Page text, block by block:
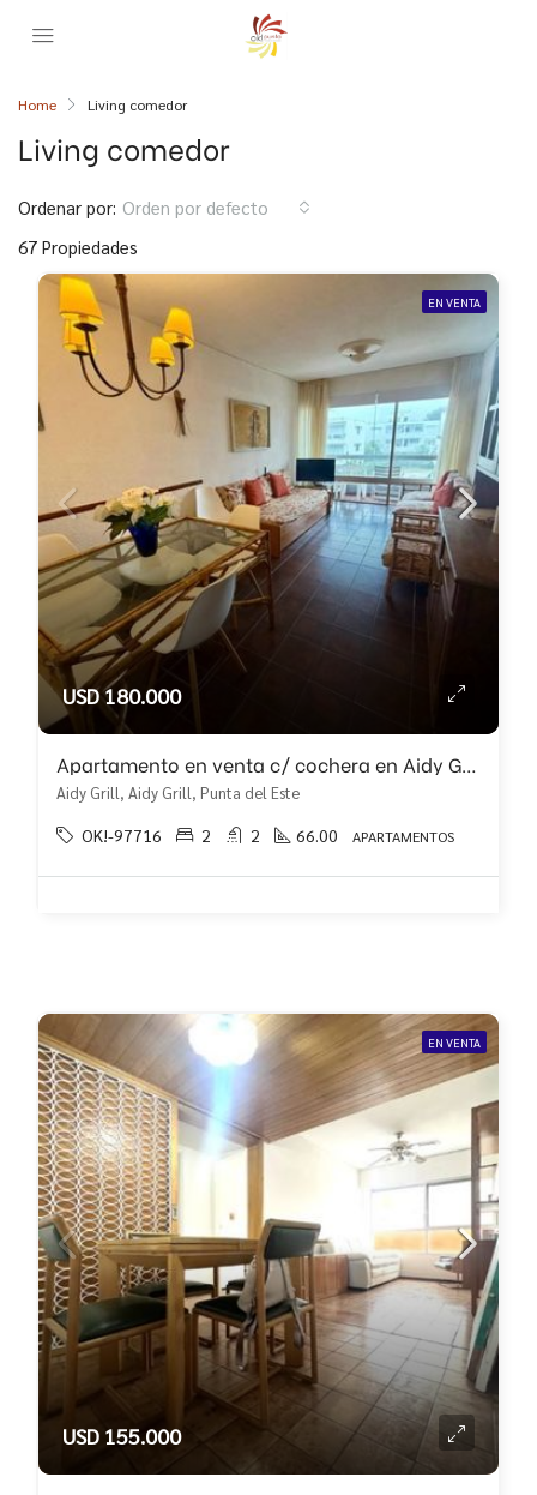
Home Living comedor
Living comedor
67 Propiedades
Ordenar por: Orden por defecto
EN VENTA
USD 180.000
Apartamento en venta c/ cochera en Aidy Grill
Aidy Grill, Aidy Grill, Punta del Este
OK!-97716 2 2 66.00 APARTAMENTOS
EN VENTA
USD 155.000